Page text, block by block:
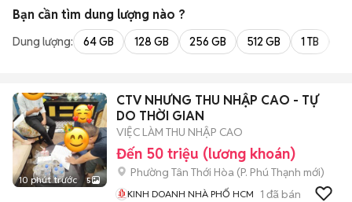
Bạn cần tìm dung lượng nào ?
Dung lượng: 64 GB 128 GB 256 GB 512 GB 1 TB
10 phút trước 5
CTV NHƯNG THU NHẬP CAO - TỰ
DO THỜI GIAN
VIỆC LÀM THU NHẬP CAO
Đến 50 triệu (lương khoán)
Phường Tân Thới Hòa (P. Phú Thạnh mới)
KINH DOANH NHÀ PHỐ HCM 1 đã bán